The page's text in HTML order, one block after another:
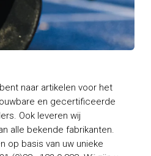
naar artikelen voor het
en gecertificeerde
Ook leveren wij
alle bekende fabrikanten.
op basis van uw unieke